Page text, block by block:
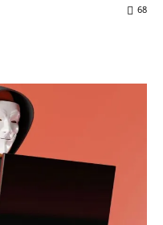
68